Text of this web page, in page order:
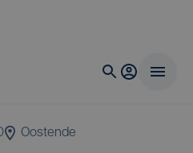
Oostende